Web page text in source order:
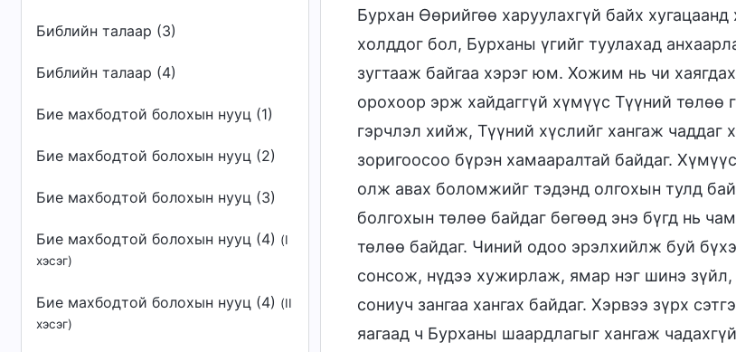
Библийн талаар (3)
Библийн талаар (4)
Бие махбодтой болохын нууц (1)
Бие махбодтой болохын нууц (2)
Бие махбодтой болохын нууц (3)
Бие махбодтой болохын нууц (4) (I
хэсэг)
Бие махбодтой болохын нууц (4) (II
хэсэг)
Бурхан Өөрийгөө харуулахгүй байх
холддог бол, Бурханы үгийг туулахад
зугтааж байгаа хэрэг юм. Хожим нь чи
орохоор эрж хайдаггүй хүмүүс Түүний төлөө
гэрчлэл хийж, Түүний хүслийг хангаж чаддаг
зоригоосоо бүрэн хамааралтай байдаг.
олж авах боломжийг тэдэнд олгохын тулд
болгохын төлөө байдаг бөгөөд энэ бүгд нь
төлөө байдаг. Чиний одоо эрэлхийлж буй
сонсож, нүдээ хужирлаж, ямар нэг шинэ зүйл,
сониуч зангаа хангах байдаг. Хэрвээ зүрх
яагаад ч Бурханы шаардлагыг хангаж